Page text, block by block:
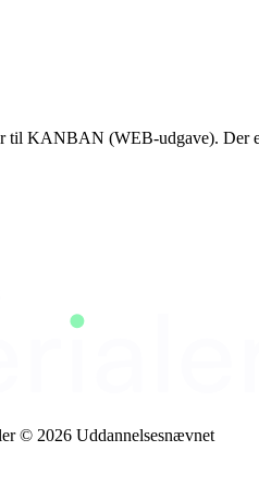
er udviklet 5 lean-baserede digitale læringsmaterialer
udviklet til brug i kurserne 20907,
© 2026 Uddannelsesnævnet